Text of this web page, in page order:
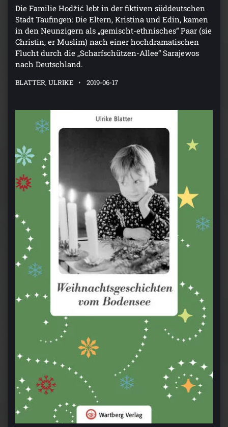
Die Familie Hodžić lebt in der fiktiven süddeutschen
Stadt Taufingen: Die Eltern, Kristina und Edin, kamen
in den Neunzigern als „gemischt-ethnisches“ Paar (sie
Christin, er Muslim) nach einer hochdramatischen
Flucht durch die „Scharfschützen-Allee“ Sarajewos
nach Deutschland.
BLATTER, ULRIKE 2019-06-17